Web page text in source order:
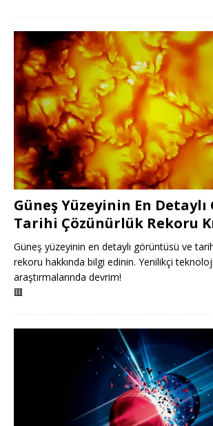
Güneş Yüzeyinin En
Tarihi Çözünürlük Rekoru
Güneş yüzeyinin en detaylı görüntüsü ve
rekoru hakkında bilgi edinin. Yenilikçi
araştırmalarında devrim!
🟥